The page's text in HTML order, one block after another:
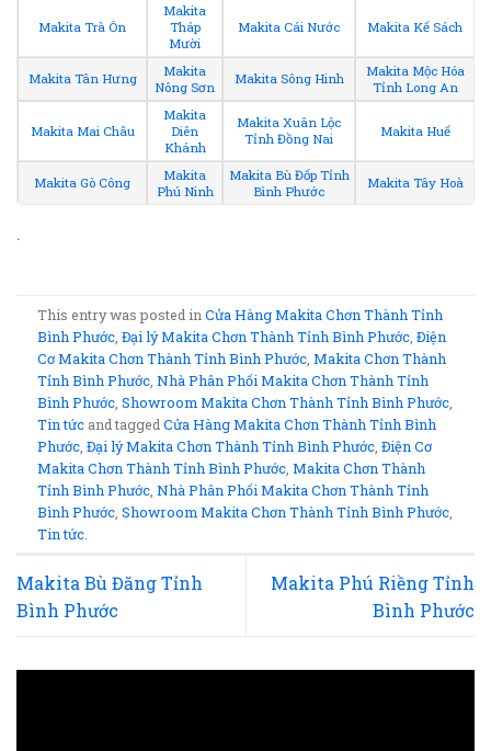
Makita Trà Ôn
Makita
Tháp
Mười
Makita Cái Nước Makita Kế Sách
Makita Tân Hưng
Makita
Nông Sơn
Makita Sông Hinh
Makita Mộc Hóa
Tỉnh Long An
Makita Mai Châu
Makita
Diên
Khánh
Makita Xuân Lộc
Tỉnh Đồng Nai
Makita Huế
Makita Gò Công
Makita
Phú Ninh
Makita Bù Đốp Tỉnh
Bình Phước
Makita Tây Hoà
.
This entry was posted inCửa Hàng Makita Chơn Thành Tỉnh
Bình Phước ,Đại lý Makita Chơn Thành Tỉnh Bình Phước ,Điện
Cơ Makita Chơn Thành Tỉnh Bình Phước ,Makita Chơn Thành
Tỉnh Bình Phước ,Nhà Phân Phối Makita Chơn Thành Tỉnh
Bình Phước ,Showroom Makita Chơn Thành Tỉnh Bình Phước
Tin tức and taggedCửa Hàng Makita Chơn Thành Tỉnh Bình
Phước ,Đại lý Makita Chơn Thành Tỉnh Bình Phước ,Điện Cơ
Makita Chơn Thành Tỉnh Bình Phước ,Makita Chơn Thành
Tỉnh Bình Phước ,Nhà Phân Phối Makita Chơn Thành Tỉnh
Bình Phước ,Showroom Makita Chơn Thành Tỉnh Bình Phước
Tin tức
Makita Bù Đăng Tỉnh
Bình Phước
Makita Phú Riềng Tỉnh
Bình Phước